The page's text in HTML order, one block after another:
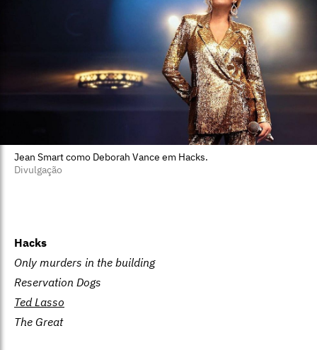
Jean Smart como Deborah Vance em Hacks.
Divulgação
Hacks
Only murders in the building
Reservation Dogs
Ted Lasso
The Great